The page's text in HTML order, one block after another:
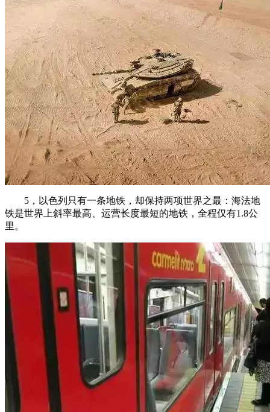
5，以色列只有一条地铁，却保持两项世界之最：海法地
铁是世界上斜率最高、运营长度最短的地铁，全程仅有1.8公
里。